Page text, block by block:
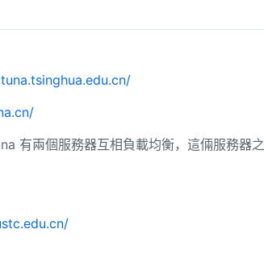
有兩個服務器互相負載均衡，這倆服務器